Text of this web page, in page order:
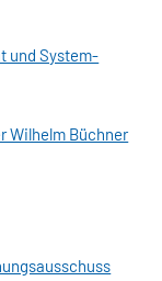
und System-
Wilhelm Büchner